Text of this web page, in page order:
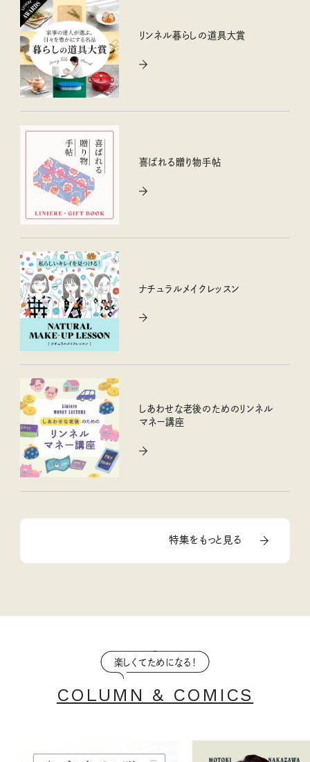
リンネル暮らしの道具大賞
喜ばれる贈り物手帖
ナチュラルメイクレッスン
しあわせな老後のためのリンネル
マネー講座
特集をもっと見る
楽しくてためになる！
COLUMN & COMICS